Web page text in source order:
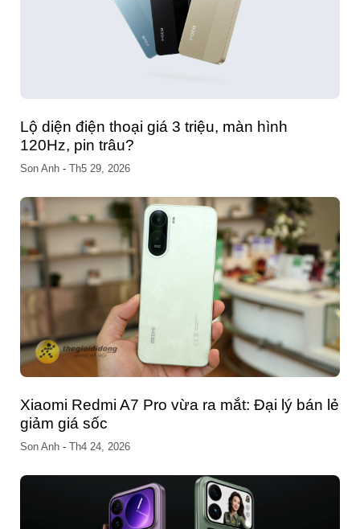
Đâu là đỉnh cao điện thoại gập?
Bảng Giá Chính Thức Samsung Galaxy S26
Series: Đột Phá Công Nghệ – Nhận Deal Đặt
Th3 02, 2026